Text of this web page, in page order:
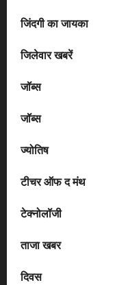
जिंदगी का जायका
जिलेवार खबरें
जॉब्स
जॉब्स
ज्योतिष
टीचर ऑफ द मंथ
टेक्नोलॉजी
ताजा खबर
दिवस